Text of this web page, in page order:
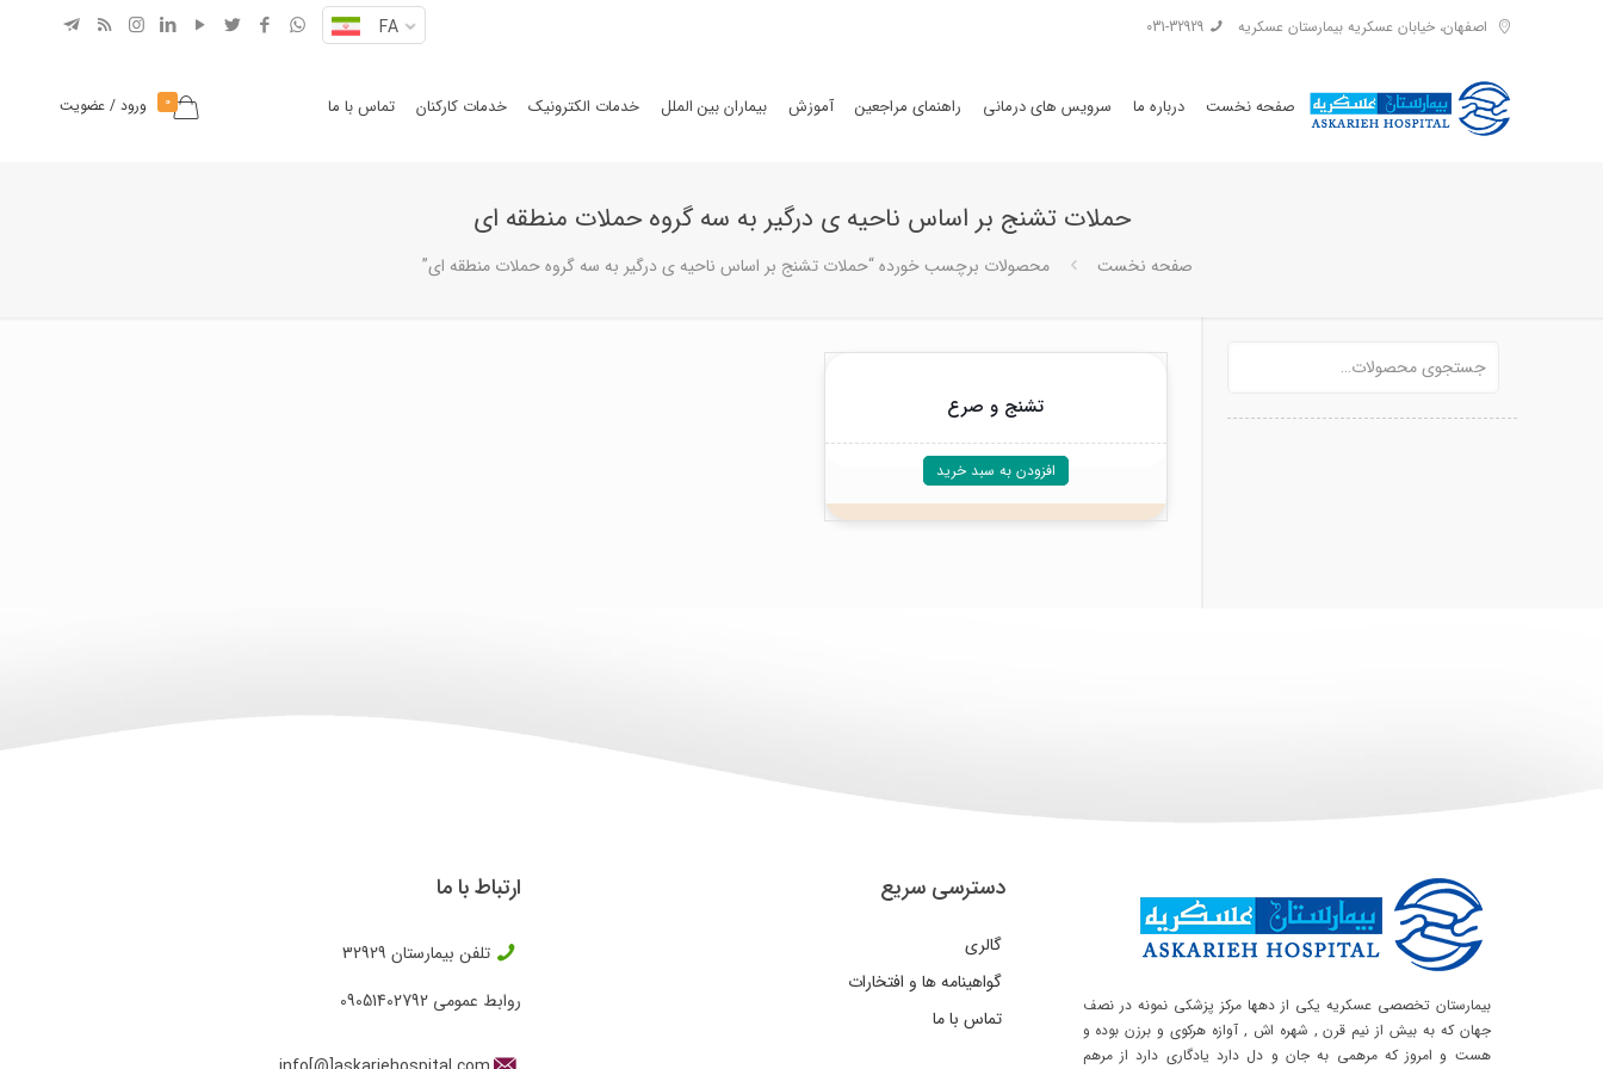
اصفهان، خیابان عسکریه بیمارستان عسکریه 031-32929
FA
صفحه نخست درباره ما سرویس های درمانی راهنمای مراجعین آموزش بیماران بین الملل خدمات الکترونیک خدمات کارکنان تماس با ما 0 ورود / عضویت
حملات تشنج بر اساس ناحیه ی درگیر به سه گروه حملات منطقه ای
صفحه نخست محصولات برچسب خورده “حملات تشنج بر اساس ناحیه ی درگیر به سه گروه حملات منطقه ای”
تشنج و صرع
افزودن به سبد خرید
بیمارستان تخصصی عسکریه یکی از دهها مرکز پزشکی نمونه در نصف
جهان که به بیش از نیم قرن , شهره اش , آوازه هرکوی و برزن بوده و
هست و امروز که مرهمی به جان و دل دارد یادگاری دارد از مرهم
دسترسی سریع
گالری
گواهینامه ها و افتخارات
تماس با ما
ارتباط با ما
تلفن بیمارستان 32929
روابط عمومی09051402792